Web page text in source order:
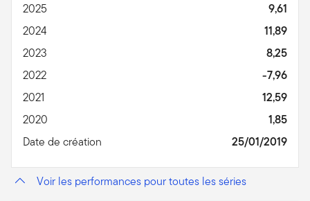
2025
9,61
2024
11,89
2023
8,25
2022
-7,96
2021
12,59
2020
1,85
Date de création
25/01/2019
Voir les performances pour toutes les séries